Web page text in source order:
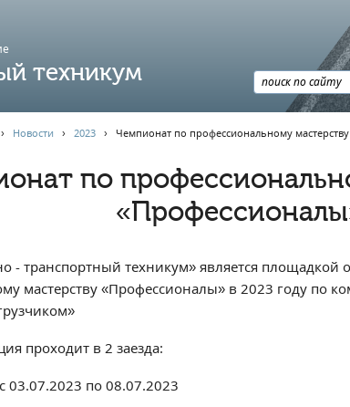
техникум
Новости › 2023› Чемпионат по профессиональному
по
- транспортный техникум» является площадкой
мастерству «Профессионалы» в 2023 году по
проходит в 2 заезда:
03.07.2023 по 08.07.2023